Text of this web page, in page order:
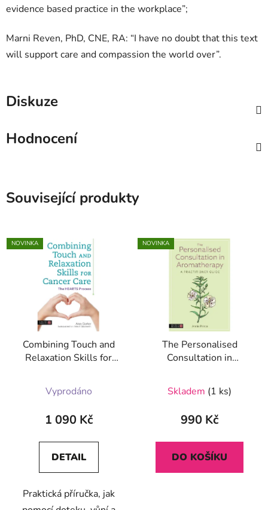
evidence based practice in the workplace”;
Marni Reven, PhD, CNE, RA: “I have no doubt that this text
will support care and compassion the world over”.
Diskuze
Hodnocení
Související produkty
NOVINKA
Combining Touch and
Relaxation Skills for
Vyprodáno
1 090 Kč
DETAIL
Praktická příručka, jak
NOVINKA
The Personalised
Consultation in
Skladem (1 ks)
990 Kč
DO KOŠÍKU